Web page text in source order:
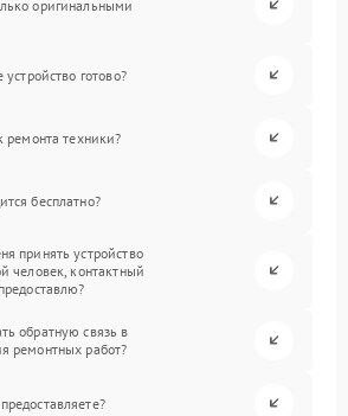
оригинальными
готово?
ремонта техники?
бесплатно?
принять устройство
человек, контактный
обратную связь в
ремонтных работ?